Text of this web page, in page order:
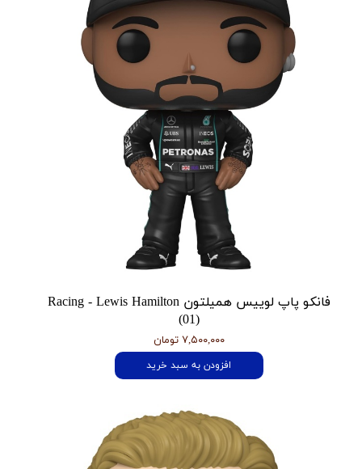
فانکو پاپ لوییس همیلتون Racing - Lewis Hamilton
(01)
۷,۵۰۰,۰۰۰ تومان
افزودن به سبد خرید